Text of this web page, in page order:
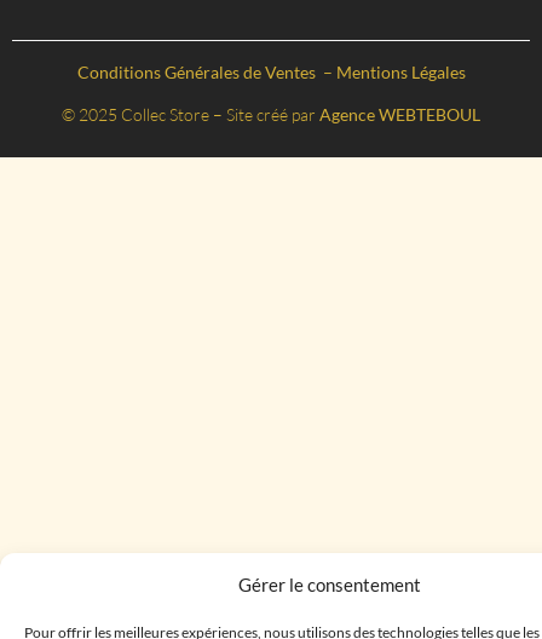
Gérer le consentement
Pour offrir les meilleures expériences, nous utilisons des technologies telles que
Conditions Générales de Ventes – Mentions Légales
© 2025 Collec Store – Site créé par Agence WEBTEBOUL